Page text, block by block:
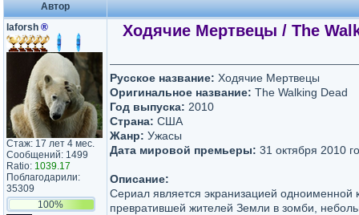
Автор
laforsh ®
Стаж: 17 лет 4 мес.
Сообщений: 1499
Ratio: 1039.17
Поблагодарили:
35309
100%
Ходячие Mертвецы / The
Русское название: Ходячие Mертвецы
Оригинальное название: The Walking Dead
Год выпуска: 2010
Страна: США
Жанр: Ужасы
Дата мировой премьеры: 31 октября 2010
Описание:
Сериал является экранизацией одноименной
превратившей жителей Земли в зомби,